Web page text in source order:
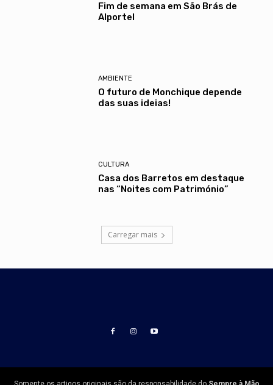
Fim de semana em São Brás de
Alportel
AMBIENTE
O futuro de Monchique depende
das suas ideias!
CULTURA
Casa dos Barretos em destaque
nas “Noites com Património”
Carregar mais